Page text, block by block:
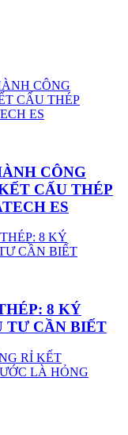
CÔNG
CẤU THÉP
ES
8 KÝ
TƯ CẦN BIẾT